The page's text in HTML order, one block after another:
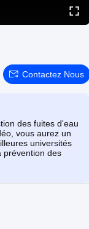
Contactez Nous
des fuites d'eau
vous aurez un
universités
prévention des